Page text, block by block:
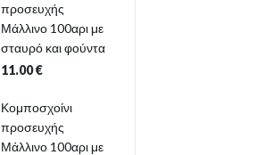
προσευχής
Μάλλινο 100αρι με
σταυρό και φούντα
11.00€
Κομποσχοίνι
προσευχής
Μάλλινο 100αρι με